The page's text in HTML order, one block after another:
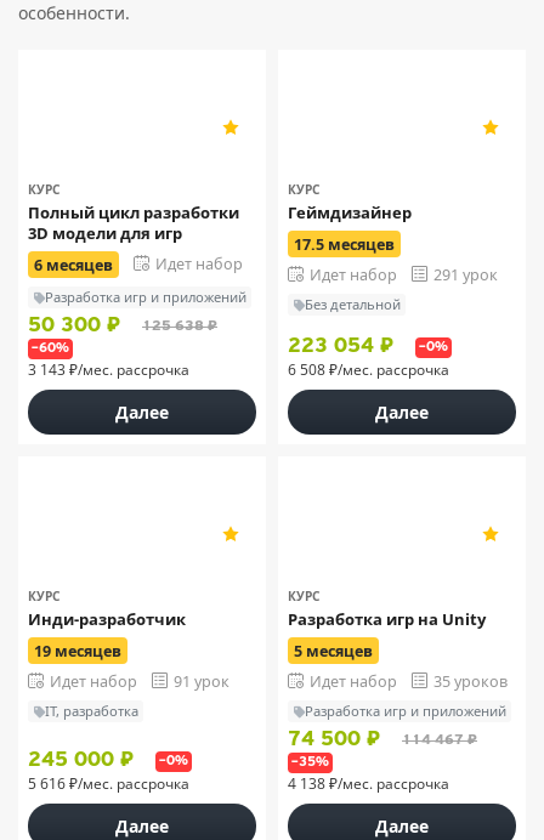
особенности.
КУРС
Полный цикл разработки
3D модели для игр
6 месяцев Идет набор
Разработка игр и приложений
50 300 ₽ 125 638 ₽
–60%
3 143 ₽/мес. рассрочка
Далее
КУРС
Геймдизайнер
17.5 месяцев
Идет набор
291 урок
Без детальной
223 054 ₽ –0%
6 508 ₽/мес. рассрочка
Далее
КУРС
Инди-разработчик
19 месяцев
Идет набор
91 урок
IT, разработка
245 000 ₽ –0%
5 616 ₽/мес. рассрочка
Далее
КУРС
Разработка игр на Unity
5 месяцев
Идет набор
35 уроков
Разработка игр и приложений
74 500 ₽ 114 467 ₽
–35%
4 138 ₽/мес. рассрочка
Далее